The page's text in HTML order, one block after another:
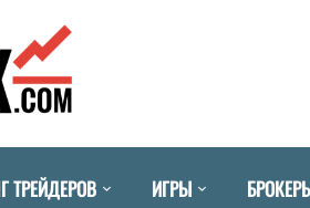
ТРЕЙДЕРОВ ИГРЫ